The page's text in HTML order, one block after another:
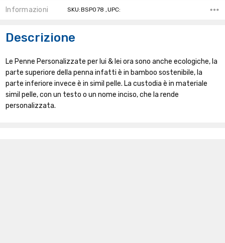
Attuale:
Informazioni SKU:BSP078 ,UPC:
Descrizione
Le Penne Personalizzate per lui & lei ora sono anche ecologiche, la
parte superiore della penna infatti è in bamboo sostenibile, la
parte inferiore invece è in simil pelle. La custodia è in materiale
simil pelle, con un testo o un nome inciso, che la rende
personalizzata.